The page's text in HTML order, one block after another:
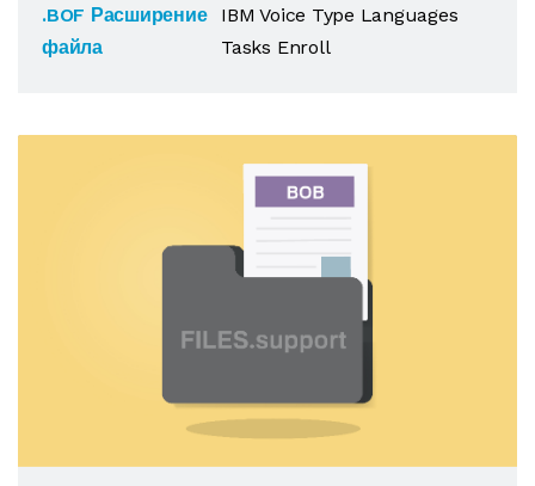
.BOF Расширение
файла
IBM Voice Type Languages
Tasks Enroll